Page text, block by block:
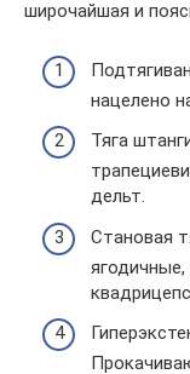
широчайшая и
нацелено
Тяга
дельт.
Становая